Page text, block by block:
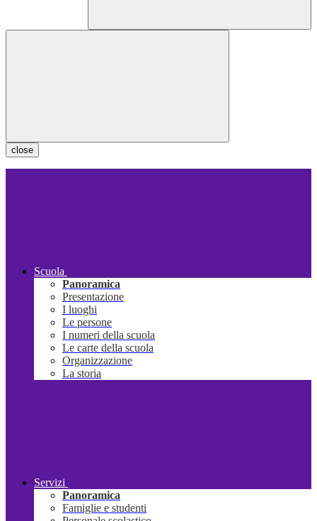
close
Scuola
Panoramica
Presentazione
I luoghi
Le persone
I numeri della scuola
Le carte della scuola
Organizzazione
La storia
Servizi
Panoramica
Famiglie e studenti